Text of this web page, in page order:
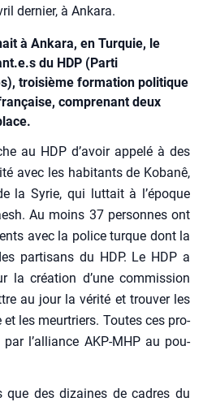
dernier, à Ankara.
à Ankara, en Turquie, le
du HDP (Parti
troisième formation politique
comprenant deux
au HDP d’avoir appe­lé à des
avec les habi­tants de Koba­nê,
la Syrie, qui lut­tait à l’époque
Au moins 37 per­sonnes ont
avec la police turque dont la
par­ti­sans du HDP. Le HDP a
la créa­tion d’une com­mis­sion
au jour la véri­té et trou­ver les
les meur­triers. Toutes ces pro­
l’alliance AKP-MHP au pou­
que des dizaines de cadres du